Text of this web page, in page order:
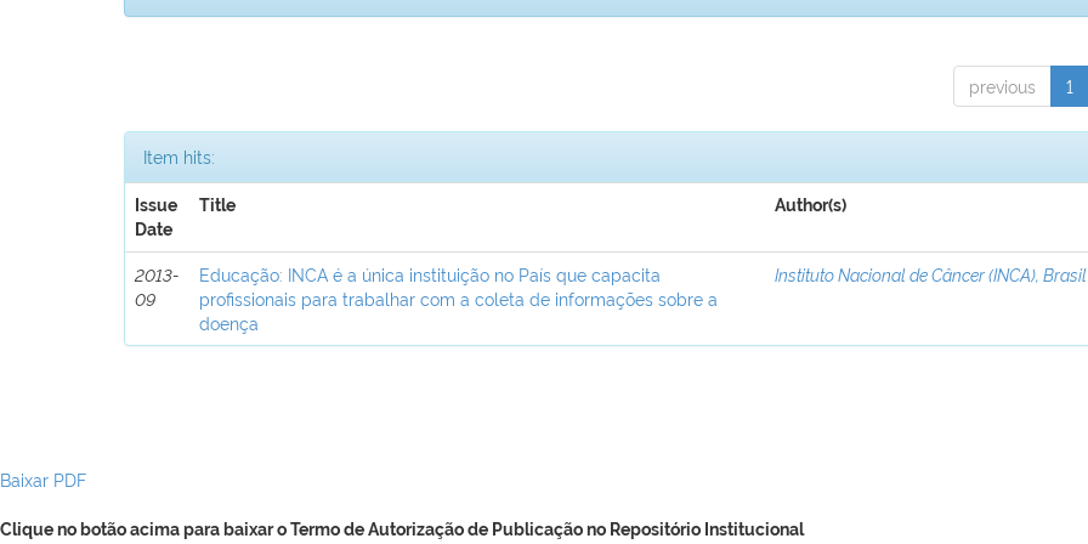
previous 1
Item hits:
Issue
Date
Title Author(s)
2013-
09
Educação: INCA é a única instituição no País que capacita
profissionais para trabalhar com a coleta de informações sobre a
doença
Instituto Nacional de Câncer (INCA), Brasil
Baixar PDF
Clique no botão acima para baixar o Termo de Autorização de Publicação no Repositório Institucional